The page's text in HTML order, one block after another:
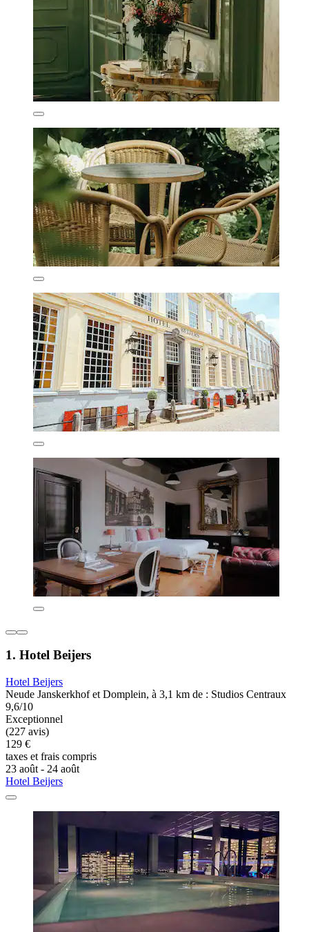
1. Hotel Beijers
Hotel Beijers
Neude Janskerkhof et Domplein, à 3,1 km de : Studios Centraux
9,6/10
Exceptionnel
(227 avis)
129 €
taxes et frais compris
23 août - 24 août
Hotel Beijers